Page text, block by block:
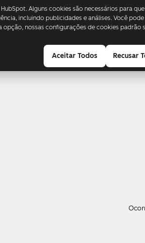
Alguns cookies são necessários para
incluindo publicidades e análises. Você
opção, nossas configurações de cookies
Aceitar Todos Recusar
Gere leads